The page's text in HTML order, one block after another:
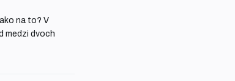
na to? V
medzi dvoch